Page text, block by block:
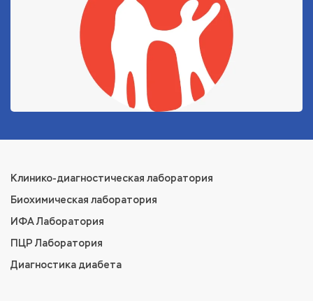
Клинико-диагностическая лаборатория
Биохимическая лаборатория
ИФА Лаборатория
ПЦР Лаборатория
Диагностика диабета